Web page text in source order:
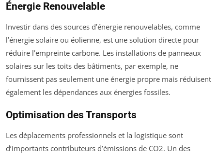
Énergie Renouvelable
Investir dans des sources d’énergie renouvelables, comme
l’énergie solaire ou éolienne, est une solution directe pour
réduire l’empreinte carbone. Les installations de panneaux
solaires sur les toits des bâtiments, par exemple, ne
fournissent pas seulement une énergie propre mais réduisent
également les dépendances aux énergies fossiles.
Optimisation des Transports
Les déplacements professionnels et la logistique sont
d’importants contributeurs d’émissions de CO2. Un des